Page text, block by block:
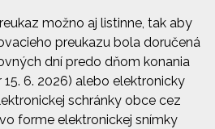
možno aj listinne, tak aby
preukazu bola doručená
dní predo dňom konania
15. 6. 2026) alebo elektronicky
schránky obce cez
forme elektronickej snímky